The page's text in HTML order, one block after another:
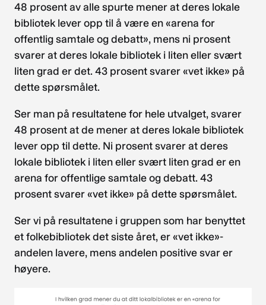
48 prosent av alle spurte mener at deres lokale
bibliotek lever opp til å være en «arena for
offentlig samtale og debatt», mens ni prosent
svarer at deres lokale bibliotek i liten eller svært
liten grad er det. 43 prosent svarer «vet ikke» på
dette spørsmålet.
Ser man på resultatene for hele utvalget, svarer
48 prosent at de mener at deres lokale bibliotek
lever opp til dette. Ni prosent svarer at deres
lokale bibliotek i liten eller svært liten grad er en
arena for offentlige samtale og debatt. 43
prosent svarer «vet ikke» på dette spørsmålet.
Ser vi på resultatene i gruppen som har benyttet
et folkebibliotek det siste året, er «vet ikke»-
andelen lavere, mens andelen positive svar er
høyere.